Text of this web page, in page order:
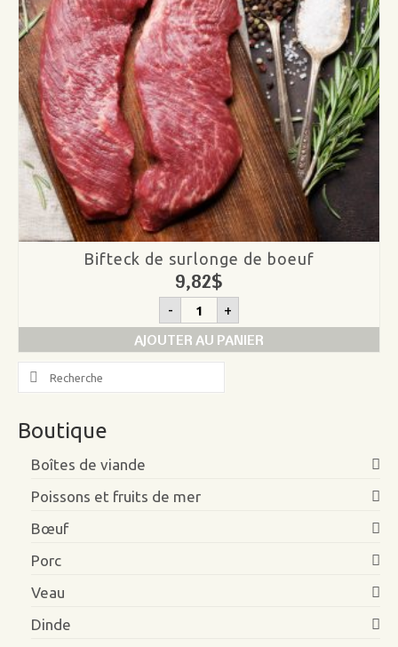
Bifteck de surlonge de boeuf
9,82$
- quantité
de
Bifteck
de
surlonge
boeuf
+
AJOUTER AU PANIER
Search
for:
Boutique
Boîtes de viande
Poissons et fruits de mer
Bœuf
Porc
Veau
Dinde